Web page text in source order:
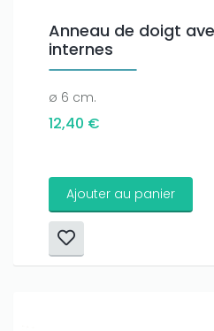
Anneau de doigt
internes
ø 6 cm.
12,40 €
Ajouter au panier